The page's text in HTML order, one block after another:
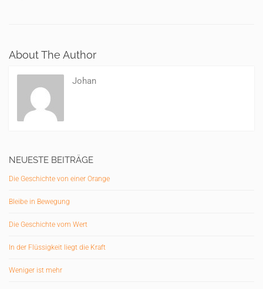
About The Author
Johan
NEUESTE BEITRÄGE
Die Geschichte von einer Orange
Bleibe in Bewegung
Die Geschichte vom Wert
In der Flüssigkeit liegt die Kraft
Weniger ist mehr